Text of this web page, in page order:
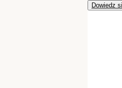
Dowiedz